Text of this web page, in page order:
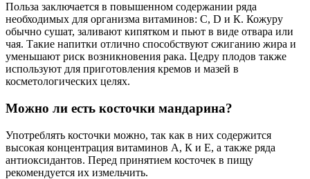
Польза заключается в повышенном содержании ряда
необходимых для организма витаминов: С, D и К. Кожуру
обычно сушат, заливают кипятком и пьют в виде отвара или
чая. Такие напитки отлично способствуют сжиганию жира и
уменьшают риск возникновения рака. Цедру плодов также
используют для приготовления кремов и мазей в
косметологических целях.
Можно ли есть косточки мандарина?
Употреблять косточки можно, так как в них содержится
высокая концентрация витаминов А, К и Е, а также ряда
антиоксидантов. Перед принятием косточек в пищу
рекомендуется их измельчить.